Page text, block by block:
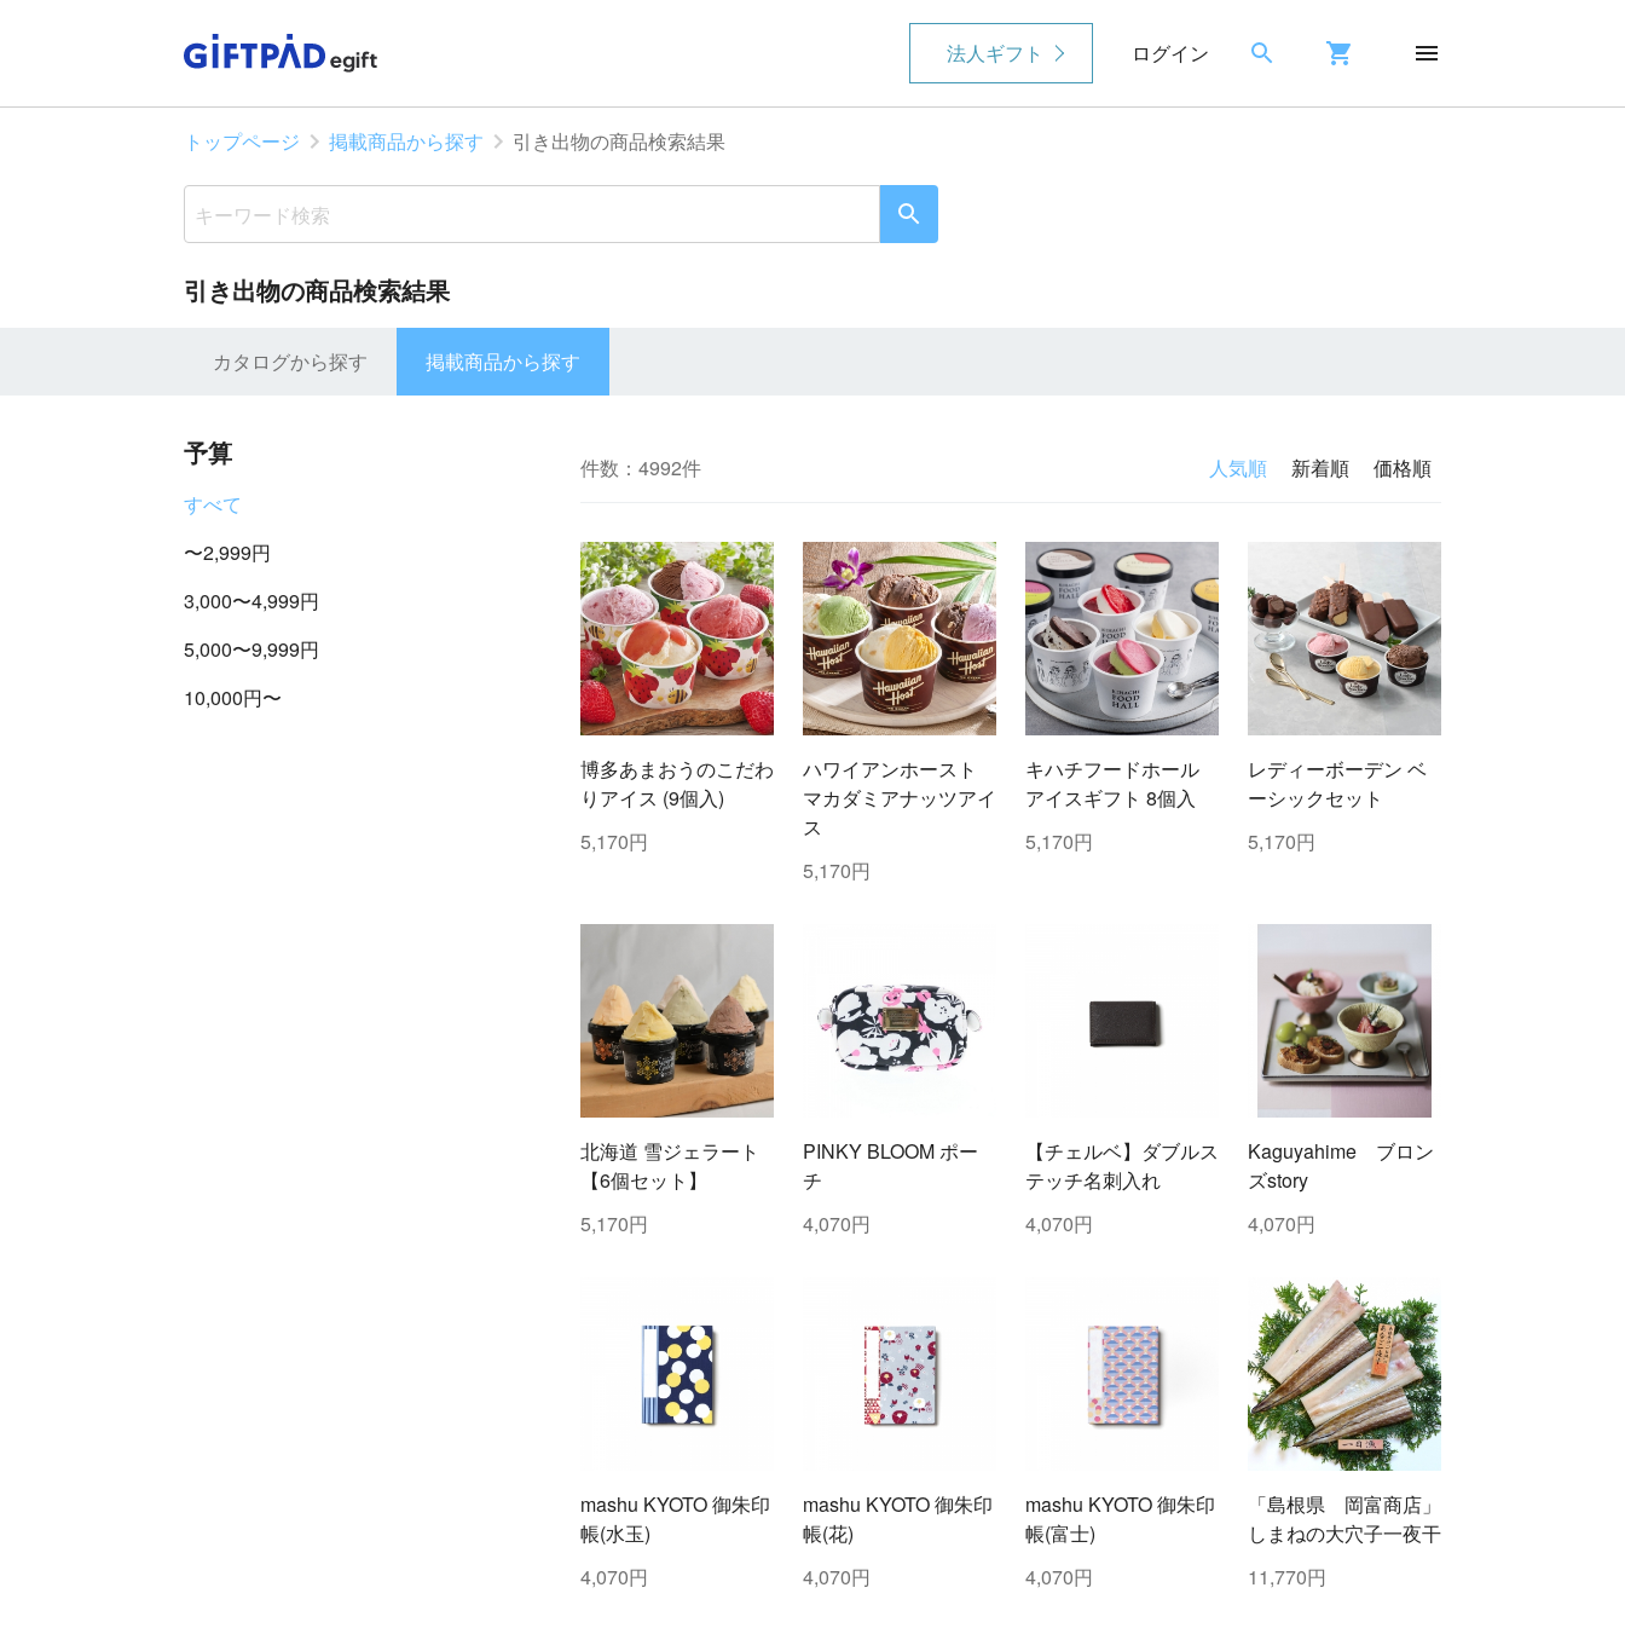
法人ギフト ログイン
トップページ 掲載商品から探す 引き出物の商品検索結果
引き出物の商品検索結果
カタログから探す 掲載商品から探す
予算
すべて
〜2,999円
3,000〜4,999円
5,000〜9,999円
10,000円〜
件数：4992件 人気順 新着順 価格順
博多あまおうのこだわ
りアイス (9個入)
5,170円
ハワイアンホースト
マカダミアナッツアイ
ス
5,170円
キハチフードホール
アイスギフト 8個入
5,170円
レディーボーデン ベ
ーシックセット
5,170円
北海道 雪ジェラート
【6個セット】
5,170円
PINKY BLOOM ポー
チ
4,070円
【チェルベ】ダブルス
テッチ名刺入れ
4,070円
Kaguyahime ブロン
ズstory
4,070円
mashu KYOTO 御朱印
帳(水玉)
4,070円
mashu KYOTO 御朱印
帳(花)
4,070円
mashu KYOTO 御朱印
帳(富士)
4,070円
「島根県 岡富商店」
しまねの大穴子一夜干
11,770円